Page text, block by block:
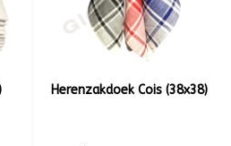
Herenzakdoek Cois (38x38)